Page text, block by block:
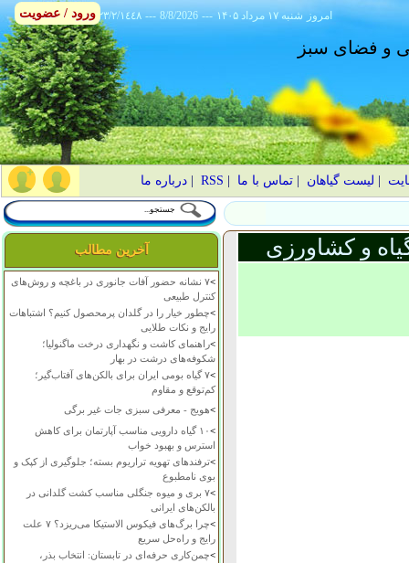
٢٣/٢/١٤٤٨ --- 8/8/2026 --- ۱۴۰۵ شنبه ۱۷ مرداد امروز
و فضای سبز
لیست گیاهان |تماس با ما RSS
|درباره ما
آخرین مطالب
>
۷ نشانه حضور آفات جانوری در باغچه و روش‌های
کنترل طبیعی
>چطور خیار را در گلدان پرمحصول کنیم؟ اشتباهات
رایج و نکات طلایی
>راهنمای کاشت و نگهداری درخت ماگنولیا؛
شکوفه‌های درشت در بهار
>
۷ گیاه بومی ایران برای بالکن‌های آفتاب‌گیر؛
کم‌توقع و مقاوم
>هویج - معرفی سبزی جات غیر برگی
>
۱۰ گیاه دارویی مناسب آپارتمان برای کاهش
استرس و بهبود خواب
>ترفندهای تهویه تراریوم بسته؛ جلوگیری از کپک و
بوی نامطبوع
>
۷ بری و میوه جنگلی مناسب کشت گلدانی در
بالکن‌های ایرانی
>
چرا برگ‌های فیکوس الاستیکا می‌ریزد؟ ۷ علت
رایج و راه‌حل سریع
>چمن‌کاری حرفه‌ای در تابستان: انتخاب بذر،
و کشاورزی
ورود / عضویت